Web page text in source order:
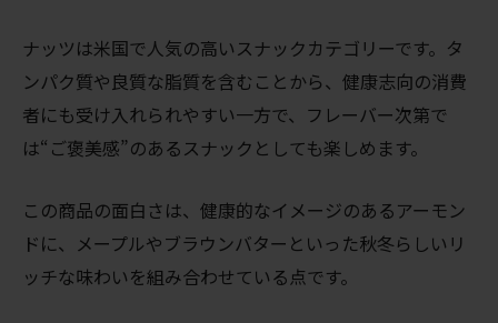
ナッツは米国で人気の高いスナックカテゴリーです。タ
ンパク質や良質な脂質を含むことから、健康志向の消費
者にも受け入れられやすい一方で、フレーバー次第で
は“ご褒美感”のあるスナックとしても楽しめます。
この商品の面白さは、健康的なイメージのあるアーモン
ドに、メープルやブラウンバターといった秋冬らしいリ
ッチな味わいを組み合わせている点です。